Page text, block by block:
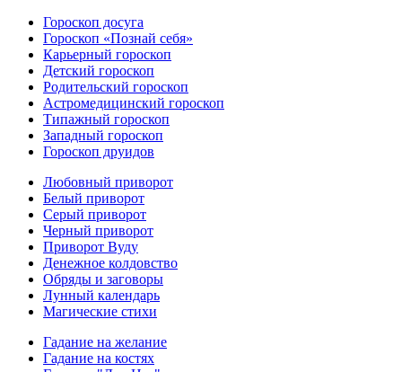
Гороскоп досуга
Гороскоп «Познай себя»
Карьерный гороскоп
Детский гороскоп
Родительский гороскоп
Астромедицинский гороскоп
Типажный гороскоп
Западный гороскоп
Гороскоп друидов
Любовный приворот
Белый приворот
Серый приворот
Черный приворот
Приворот Вуду
Денежное колдовство
Обряды и заговоры
Лунный календарь
Магические стихи
Гадание на желание
Гадание на костях